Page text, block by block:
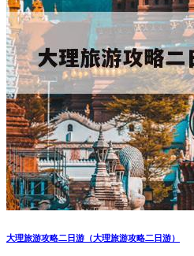
大理旅游攻略二日游（大理旅游攻略二日游）